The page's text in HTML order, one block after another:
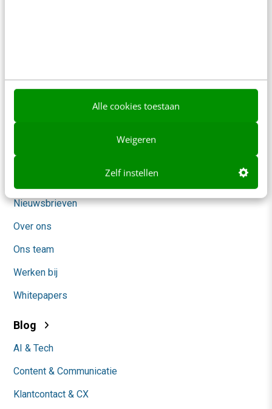
Alle cookies toestaan
Weigeren
Zelf instellen
Meer contactopties
Adverteren
Nieuwsbrieven
Over ons
Ons team
Werken bij
Whitepapers
Blog
AI & Tech
Content & Communicatie
Klantcontact & CX